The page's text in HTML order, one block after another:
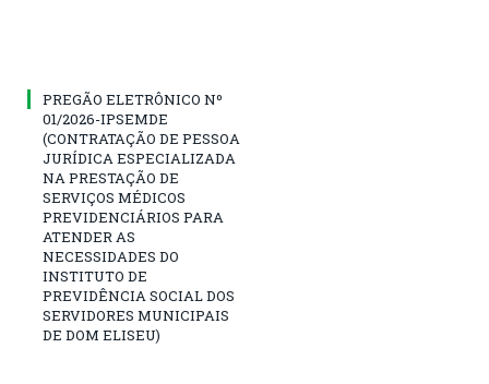
PREGÃO ELETRÔNICO Nº
01/2026-IPSEMDE
(CONTRATAÇÃO DE PESSOA
JURÍDICA ESPECIALIZADA
NA PRESTAÇÃO DE
SERVIÇOS MÉDICOS
PREVIDENCIÁRIOS PARA
ATENDER AS
NECESSIDADES DO
INSTITUTO DE
PREVIDÊNCIA SOCIAL DOS
SERVIDORES MUNICIPAIS
DE DOM ELISEU)